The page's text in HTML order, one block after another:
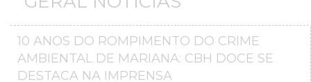
10 ANOS DO ROMPIMENTO DO CRIME
AMBIENTAL DE MARIANA: CBH DOCE SE
DESTACA NA IMPRENSA